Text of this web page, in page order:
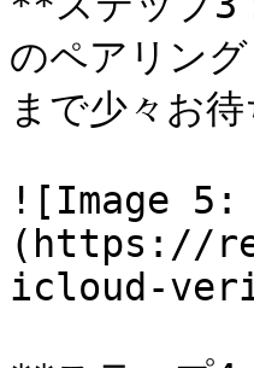
のペアリン
まで少々お待
![Image
(https://
icloud-